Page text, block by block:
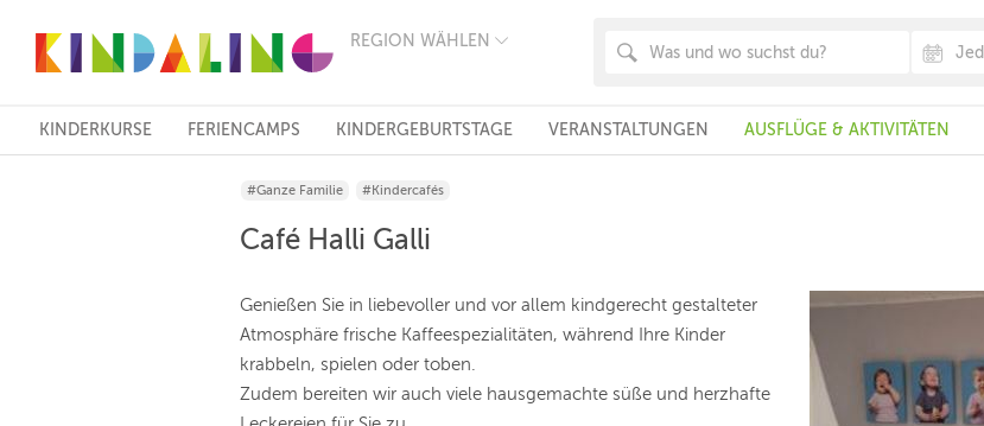
REGION WÄHLEN
FRANKFURT
KÖLN
STUTTGART
ESSEN
HANNOVER
DRESDEN
WIEN
ZÜRICH
ANDERE
KINDERKURSE FERIENCAMPS KINDERGEBURTSTAGE VERANSTALTUNGEN AUSFLÜGE & AKTIVITÄTEN
#Ganze Familie #Kindercafés
Café Halli Galli
Genießen Sie in liebevoller und vor allem kindgerecht gestalteter
Atmosphäre frische Kaffeespezialitäten, während Ihre Kinder
krabbeln, spielen oder toben.
Zudem bereiten wir auch viele hausgemachte süße und herzhafte